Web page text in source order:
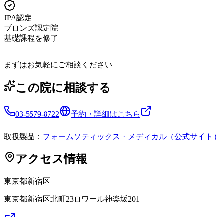
JPA認定
ブロンズ認定院
基礎課程を修了
まずはお気軽にご相談ください
この院に相談する
03-5579-8722 予約・詳細はこちら
取扱製品： フォームソティックス・メディカル（公式サイト
アクセス情報
東京都新宿区
東京都新宿区北町23ロワール神楽坂201